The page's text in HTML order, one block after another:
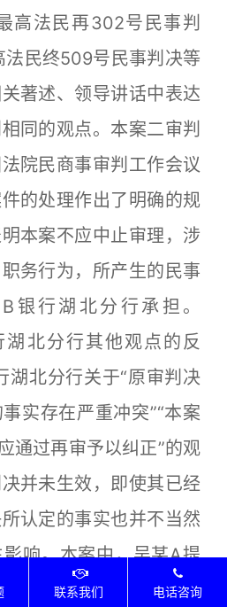
高法民再302号民事判
法民终509号民事判决等
著述、领导讲话中表达
同的观点。本案二审判
院民商事审判工作会议
的处理作出了明确的规
本案不应中止审理，涉
务行为，所产生的民事
银行湖北分行承担。
湖北分行其他观点的反
湖北分行关于“原审判决
实存在严重冲突”“本案
通过再审予以纠正”的观
并未生效，即使其已经
认定的事实也并不当然
响。本案中，吴某A提
流水等证据材料，足以
联系我们 电话咨询